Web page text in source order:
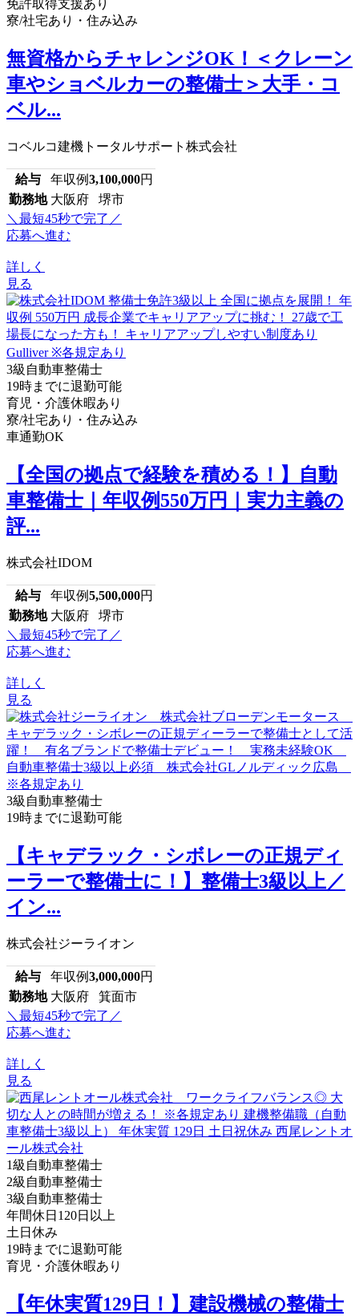
免許取得支援あり
寮/社宅あり・住み込み
無資格からチャレンジOK！＜クレーン
車やショベルカーの整備士＞大手・コ
ベル...
コベルコ建機トータルサポート株式会社
給与 年収例3,100,000円
勤務地 大阪府 堺市
＼最短45秒で完了／
応募へ進む
詳しく
見る
3級自動車整備士
19時までに退勤可能
育児・介護休暇あり
寮/社宅あり・住み込み
車通勤OK
【全国の拠点で経験を積める！】自動
車整備士｜年収例550万円｜実力主義の
評...
株式会社IDOM
給与 年収例5,500,000円
勤務地 大阪府 堺市
＼最短45秒で完了／
応募へ進む
詳しく
見る
3級自動車整備士
19時までに退勤可能
【キャデラック・シボレーの正規ディ
ーラーで整備士に！】整備士3級以上／
イン...
株式会社ジーライオン
給与 年収例3,000,000円
勤務地 大阪府 箕面市
＼最短45秒で完了／
応募へ進む
詳しく
見る
1級自動車整備士
2級自動車整備士
3級自動車整備士
年間休日120日以上
土日休み
19時までに退勤可能
育児・介護休暇あり
【年休実質129日！】建設機械の整備士